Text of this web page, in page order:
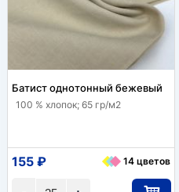
Батист однотонный бежевый
100 % хлопок; 65 гр/м2
155 ₽ 14 цветов